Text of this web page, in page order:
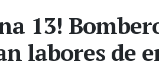
13!
labores de